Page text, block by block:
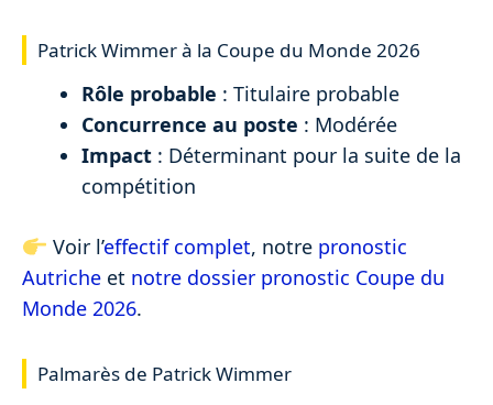
Patrick Wimmer à la Coupe du Monde 2026
Rôle probable : Titulaire probable
Concurrence au poste : Modérée
Impact : Déterminant pour la suite de la
compétition
Voir l’effectif complet, notre pronostic
Autriche et notre dossier pronostic Coupe du
Monde 2026.
Palmarès de Patrick Wimmer